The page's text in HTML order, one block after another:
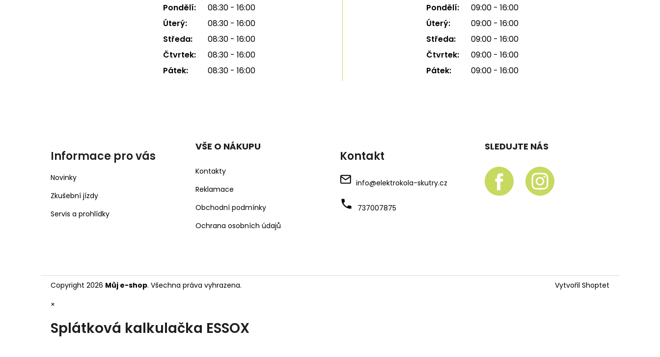
Pondělí:
08:30 - 16:00
Úterý:
08:30 - 16:00
Středa:
08:30 - 16:00
Čtvrtek:
08:30 - 16:00
Pátek:
08:30 - 16:00
Pondělí:
09:00 - 16:00
Úterý:
09:00 - 16:00
Středa:
09:00 - 16:00
Čtvrtek:
09:00 - 16:00
Pátek:
09:00 - 16:00
Informace pro vás
Novinky
Zkušební jízdy
Servis a prohlídky
VŠE O NÁKUPU
Kontakty
Reklamace
Obchodní podmínky
Ochrana osobních údajů
Kontakt
info@elektrokola-skutry.cz
737007875
SLEDUJTE NÁS
Vytvořil Shoptet
Copyright 2026 Můj e-shop. Všechna práva vyhrazena.
×
Splátková kalkulačka ESSOX